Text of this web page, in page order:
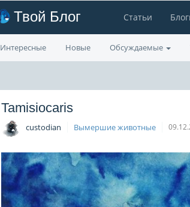
Твой Блог Статьи
Интересные Новые Обсуждаемые
Tamisiocaris
custodian Вымершие животные